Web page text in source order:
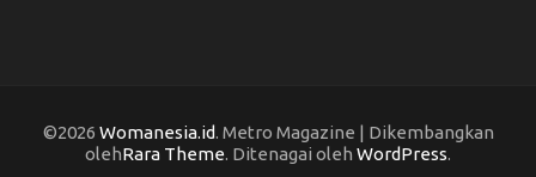
©2026 Womanesia.id. Metro Magazine | Dikembangkan
olehRara Theme. Ditenagai oleh WordPress.